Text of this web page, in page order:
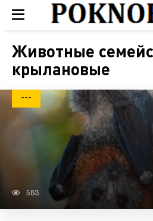
Животные
крылановые
---
583